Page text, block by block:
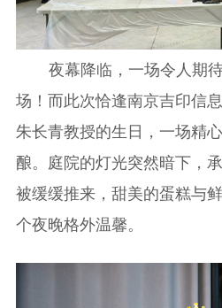
夜幕降临，一场令人期
场！而此次恰逢南京吉印信
朱长青教授的生日，一场精
酿。庭院的灯光突然暗下，
被缓缓推来，甜美的蛋糕与
个夜晚格外温馨。